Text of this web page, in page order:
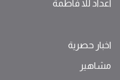
اعداد للا فاطمة
اخبار حصرية
مشاهير